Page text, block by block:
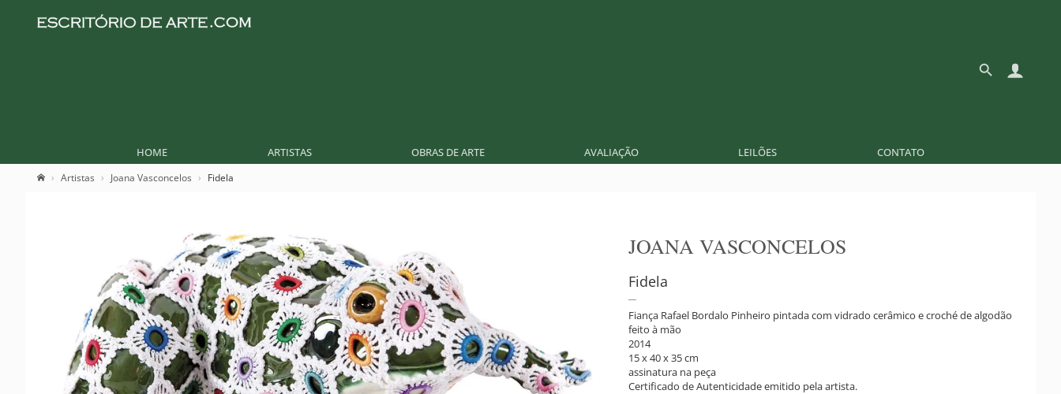
HOME ARTISTAS OBRAS DE ARTE AVALIAÇÃO LEILÕES CONTATO
Artistas Joana Vasconcelos Fidela
JOANA VASCONCELOS
Fidela
Fiança Rafael Bordalo Pinheiro pintada com vidrado cerâmico e croché de algodão
feito à mão
2014
15 x 40 x 35 cm
assinatura na peça
Certificado de Autenticidade emitido pela artista.